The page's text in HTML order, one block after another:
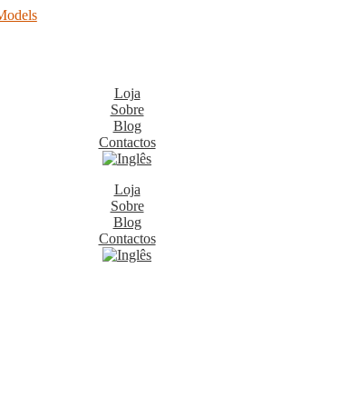
Loja
Sobre
Blog
Contactos
Loja
Sobre
Blog
Contactos